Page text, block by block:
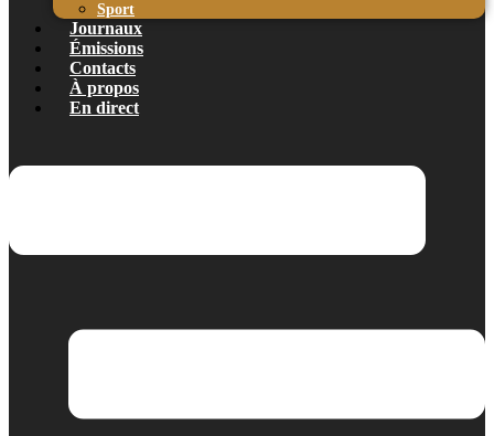
Sport
Journaux
Émissions
Contacts
À propos
En direct